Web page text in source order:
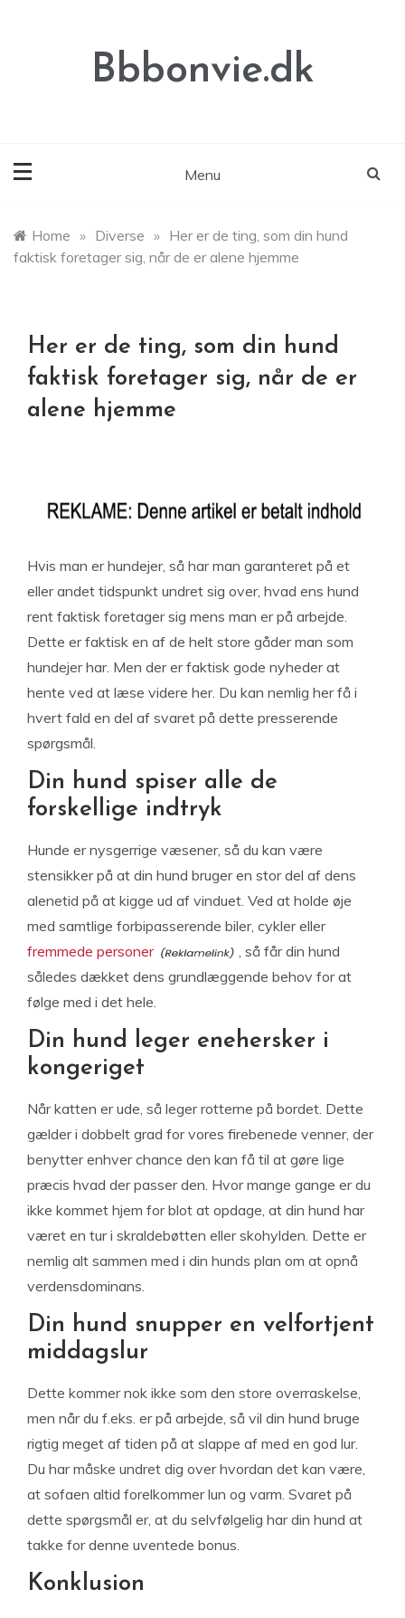
Bbbonvie.dk
Menu
Home » Diverse » Her er de ting, som din hund
faktisk foretager sig, når de er alene hjemme
Her er de ting, som din hund
faktisk foretager sig, når de er
alene hjemme
Hvis man er hundejer, så har man garanteret på et
eller andet tidspunkt undret sig over, hvad ens hund
rent faktisk foretager sig mens man er på arbejde.
Dette er faktisk en af de helt store gåder man som
hundejer har. Men der er faktisk gode nyheder at
hente ved at læse videre her. Du kan nemlig her få i
hvert fald en del af svaret på dette presserende
spørgsmål.
Din hund spiser alle de
forskellige indtryk
Hunde er nysgerrige væsener, så du kan være
stensikker på at din hund bruger en stor del af dens
alenetid på at kigge ud af vinduet. Ved at holde øje
med samtlige forbipasserende biler, cykler eller
fremmede personer
, så får din hund
således dækket dens grundlæggende behov for at
følge med i det hele.
Din hund leger enehersker i
kongeriget
Når katten er ude, så leger rotterne på bordet. Dette
gælder i dobbelt grad for vores firebenede venner, der
benytter enhver chance den kan få til at gøre lige
præcis hvad der passer den. Hvor mange gange er du
ikke kommet hjem for blot at opdage, at din hund har
været en tur i skraldebøtten eller skohylden. Dette er
nemlig alt sammen med i din hunds plan om at opnå
verdensdominans.
Din hund snupper en velfortjent
middagslur
Dette kommer nok ikke som den store overraskelse,
men når du f.eks. er på arbejde, så vil din hund bruge
rigtig meget af tiden på at slappe af med en god lur.
Du har måske undret dig over hvordan det kan være,
at sofaen altid forelkommer lun og varm. Svaret på
dette spørgsmål er, at du selvfølgelig har din hund at
takke for denne uventede bonus.
Konklusion